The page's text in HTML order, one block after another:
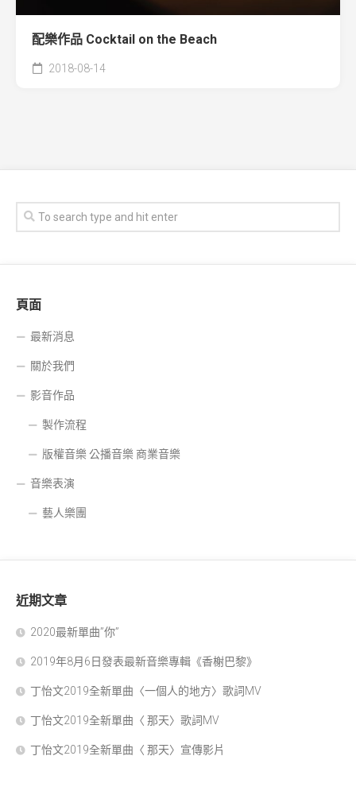
配樂作品 Cocktail on the Beach
2018-08-14
頁面
最新消息
關於我們
影音作品
製作流程
版權音樂 公播音樂 商業音樂
音樂表演
藝人樂團
近期文章
2020最新單曲”你”
2019年8月6日發表最新音樂專輯《香榭巴黎》
丁怡文2019全新單曲〈一個人的地方〉歌詞MV
丁怡文2019全新單曲〈 那天〉歌詞MV
丁怡文2019全新單曲〈 那天〉宣傳影片